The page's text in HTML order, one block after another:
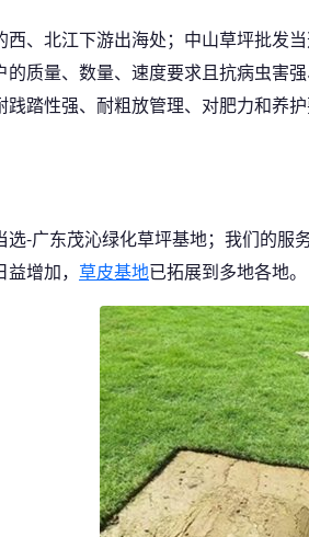
、北江下游出海处；中山草坪批发
质量、数量、速度要求且抗病虫害
踏性强、耐粗放管理、对肥力和养
-广东茂沁绿化草坪基地；我们的服
增加， 草皮基地已拓展到多地各地。